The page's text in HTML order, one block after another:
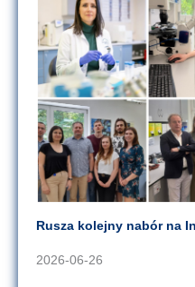
Rusza kolejny nabór na
2026-06-26